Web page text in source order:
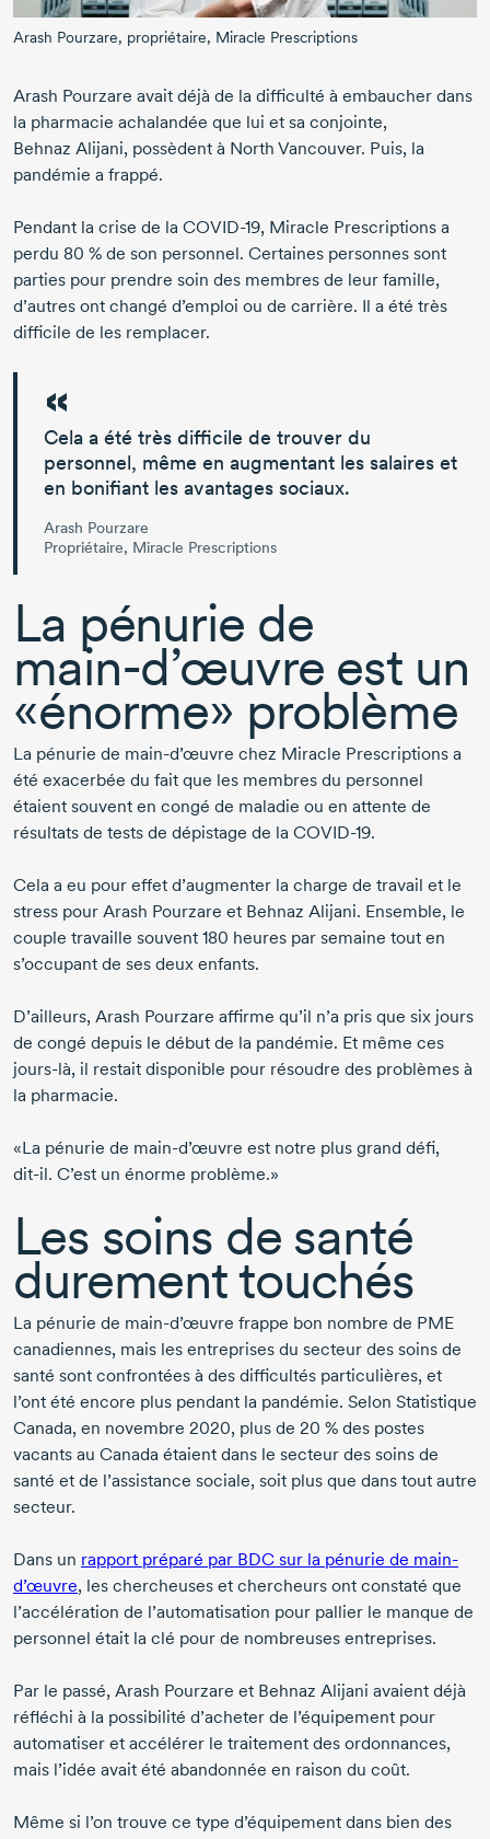
Arash Pourzare, propriétaire, Miracle Prescriptions
Arash Pourzare avait déjà de la difficulté à embaucher dans
la pharmacie achalandée que lui et sa conjointe,
Behnaz Alijani, possèdent à North Vancouver. Puis, la
pandémie a frappé.
Pendant la crise de la COVID-19, Miracle Prescriptions a
perdu 80 % de son personnel. Certaines personnes sont
parties pour prendre soin des membres de leur famille,
d’autres ont changé d’emploi ou de carrière. Il a été très
difficile de les remplacer.
Cela a été très difficile de trouver du
personnel, même en augmentant les salaires et
en bonifiant les avantages sociaux.
Arash Pourzare
Propriétaire, Miracle Prescriptions
La pénurie de
main-d’œuvre est un
«énorme» problème
La pénurie de main-d’œuvre chez Miracle Prescriptions a
été exacerbée du fait que les membres du personnel
étaient souvent en congé de maladie ou en attente de
résultats de tests de dépistage de la COVID-19.
Cela a eu pour effet d’augmenter la charge de travail et le
stress pour Arash Pourzare et Behnaz Alijani. Ensemble, le
couple travaille souvent 180 heures par semaine tout en
s’occupant de ses deux enfants.
D’ailleurs, Arash Pourzare affirme qu’il n’a pris que six jours
de congé depuis le début de la pandémie. Et même ces
jours-là, il restait disponible pour résoudre des problèmes à
la pharmacie.
«La pénurie de main-d’œuvre est notre plus grand défi,
dit-il. C’est un énorme problème.»
Les soins de santé
durement touchés
La pénurie de main-d’œuvre frappe bon nombre de PME
canadiennes, mais les entreprises du secteur des soins de
santé sont confrontées à des difficultés particulières, et
l’ont été encore plus pendant la pandémie. Selon Statistique
Canada, en novembre 2020, plus de 20 % des postes
vacants au Canada étaient dans le secteur des soins de
santé et de l’assistance sociale, soit plus que dans tout autre
secteur.
Dans un rapport préparé par BDC sur la pénurie de main-
d’œuvre, les chercheuses et chercheurs ont constaté que
l’accélération de l’automatisation pour pallier le manque de
personnel était la clé pour de nombreuses entreprises.
Par le passé, Arash Pourzare et Behnaz Alijani avaient déjà
réfléchi à la possibilité d’acheter de l’équipement pour
automatiser et accélérer le traitement des ordonnances,
mais l’idée avait été abandonnée en raison du coût.
Même si l’on trouve ce type d’équipement dans bien des